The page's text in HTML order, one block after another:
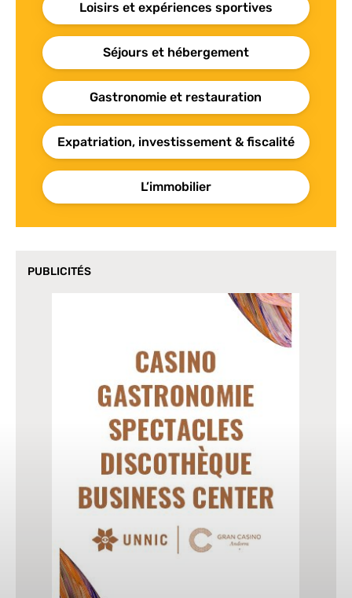
Loisirs et expériences sportives
Séjours et hébergement
Gastronomie et restauration
Expatriation, investissement & fiscalité
L’immobilier
PUBLICITÉS